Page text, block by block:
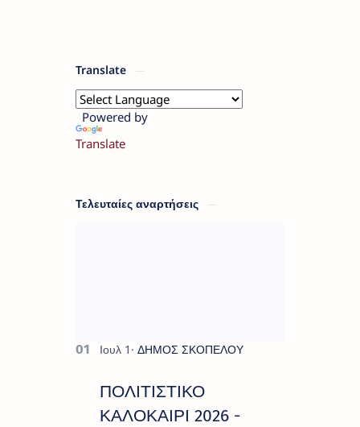
Translate
Powered by
Translate
Τελευταίες αναρτήσεις
ΠΟΛΙΤΙΣΤΙΚΟ
ΚΑΛΟΚΑΙΡΙ 2026 -